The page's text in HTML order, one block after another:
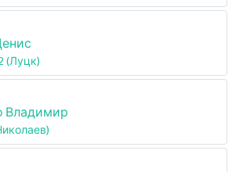
Владимир